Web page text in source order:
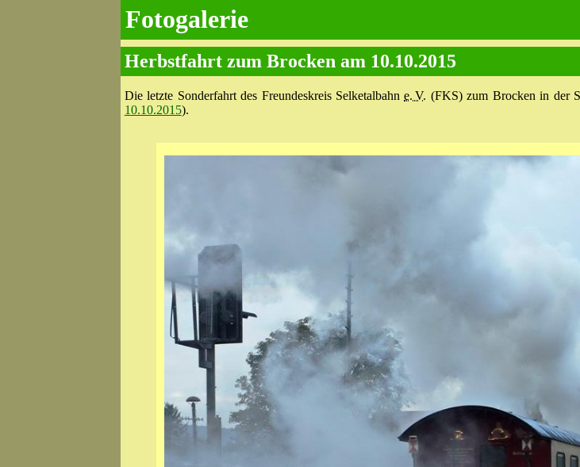
Fotogalerie
Herbstfahrt zum Brocken am 10.10.2015
Die letzte Sonderfahrt des Freundeskreis Selketalbahne. V. (FKS) zum Brocken in der
10.10.2015).